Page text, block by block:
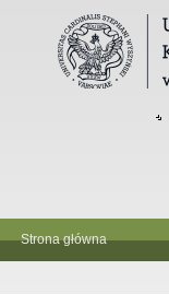
Strona główna